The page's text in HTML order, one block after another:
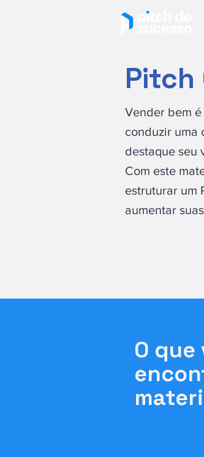
Pitch
Vender bem
conduzir uma
destaque seu
Com este
estruturar um
aumentar
O